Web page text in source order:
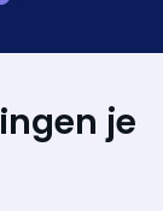
je